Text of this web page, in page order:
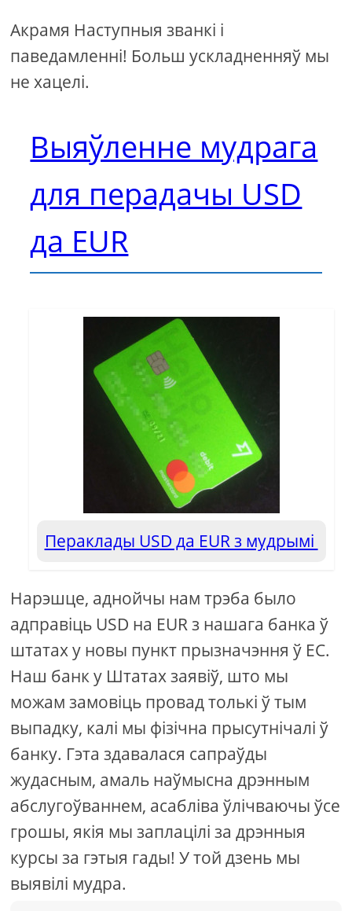
Акрамя Наступныя званкі і
паведамленні! Больш ускладненняў мы
не хацелі.
Выяўленне мудрага
для перадачы USD
да EUR
Пераклады USD да EUR з мудрымі
Нарэшце, аднойчы нам трэба было
адправіць USD на EUR з нашага банка ў
штатах у новы пункт прызначэння ў ЕС.
Наш банк у Штатах заявіў, што мы
можам замовіць провад толькі ў тым
выпадку, калі мы фізічна прысутнічалі ў
банку. Гэта здавалася сапраўды
жудасным, амаль наўмысна дрэнным
абслугоўваннем, асабліва ўлічваючы ўсе
грошы, якія мы заплацілі за дрэнныя
курсы за гэтыя гады! У той дзень мы
выявілі мудра.